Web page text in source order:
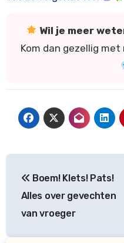
Wil je meer
Kom dan gezellig met
navigatie
Boem! Klets! Pats!
Alles over gevechten
van vroeger